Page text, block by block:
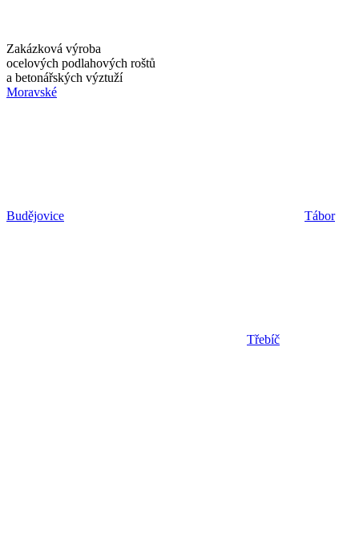
Zakázková výroba
ocelových podlahových roštů
a betonářských výztuží
Moravské
Budějovice Tábor
Třebíč